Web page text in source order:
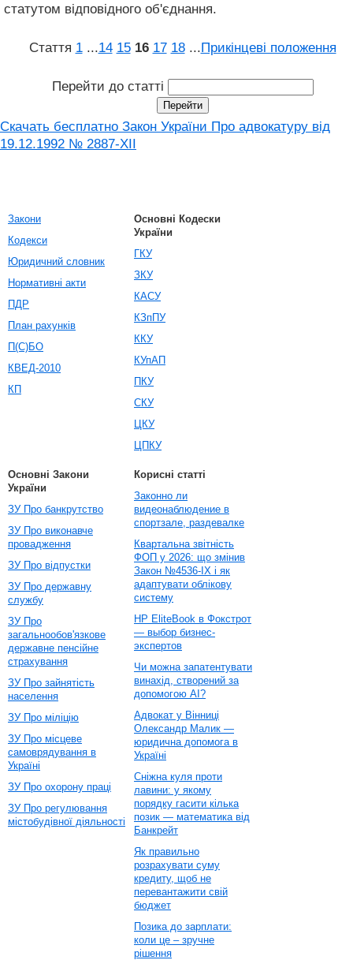
статутом відповідного об'єднання.
Стаття 1 ...14 15 16 17 18 ...Прикінцеві положення
Перейти до статті
Скачать бесплатно Закон України Про адвокатуру вiд
19.12.1992 № 2887-XII
Закони
Кодекси
Юридичний словник
Нормативні акти
ПДР
План рахунків
П(С)БО
КВЕД-2010
КП
Основні Кодески
України
ГКУ
ЗКУ
КАСУ
КЗпПУ
ККУ
КУпАП
ПКУ
СКУ
ЦКУ
ЦПКУ
Основні Закони
України
ЗУ Про банкрутство
ЗУ Про виконавче
провадження
ЗУ Про відпустки
ЗУ Про державну
службу
ЗУ Про
загальнообов'язкове
державне пенсійне
страхування
ЗУ Про зайнятість
населення
ЗУ Про міліцію
ЗУ Про місцеве
самоврядування в
Україні
ЗУ Про охорону праці
ЗУ Про регулювання
містобудівної діяльності
Корисні статті
Законно ли
видеонаблюдение в
спортзале, раздевалке
Квартальна звітність
ФОП у 2026: що змінив
Закон №4536-IX і як
адаптувати облікову
систему
HP EliteBook в Фокстрот
— выбор бизнес-
экспертов
Чи можна запатентувати
винахід, створений за
допомогою AI?
Адвокат у Вінниці
Олександр Малик —
юридична допомога в
Україні
Сніжна куля проти
лавини: у якому
порядку гасити кілька
позик — математика від
Банкрейт
Як правильно
розрахувати суму
кредиту, щоб не
перевантажити свій
бюджет
Позика до зарплати:
коли це – зручне
рішення